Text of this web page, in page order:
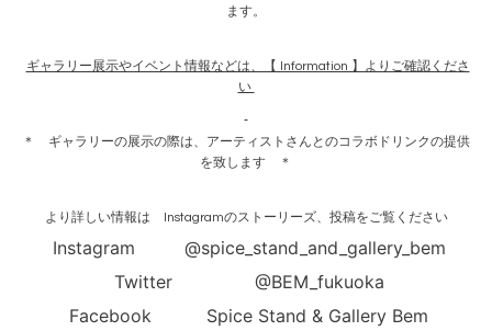
ます。
ギャラリー展示やイベント情報などは、【 Information 】よりご確認くださ
い
＊ ギャラリーの展示の際は、アーティストさんとのコラボドリンクの提供
を致します ＊
より詳しい情報は Instagramのストーリーズ、投稿をご覧ください
Instagram @spice_stand_and_gallery_bem
Twitter @BEM_fukuoka
Facebook Spice Stand & Gallery Bem